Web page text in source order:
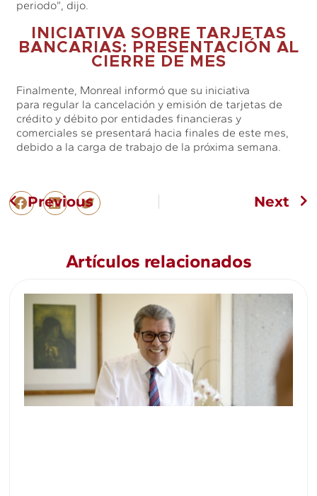
periodo”, dijo.
INICIATIVA SOBRE TARJETAS
BANCARIAS: PRESENTACIÓN AL
CIERRE DE MES
Finalmente, Monreal informó que su iniciativa
para regular la cancelación y emisión de tarjetas de
crédito y débito por entidades financieras y
comerciales se presentará hacia finales de este mes,
debido a la carga de trabajo de la próxima semana.
Previous Next
Artículos relacionados